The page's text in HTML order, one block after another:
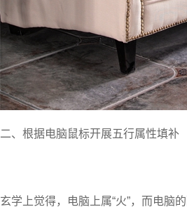
二、根据电脑鼠标开展五行属性填补
玄学上觉得，电脑上属“火”，而电脑